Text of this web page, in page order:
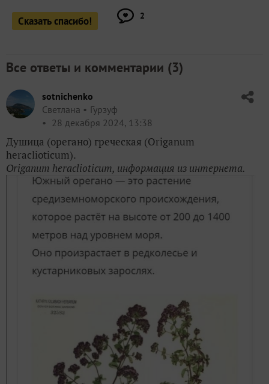
Сказать спасибо! 2
Все ответы и комментарии (3)
sotnichenko
Светлана
Гурзуф
28 декабря 2024, 13:38
Душица (орегано) греческая (Origanum
heraclioticum).
Origanum heraclioticum, информация из интернета.